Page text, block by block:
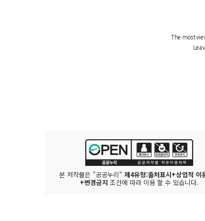
본 저작물은 "공공누리" 제4유형:출처표시+상업적 이
+변경금지 조건에 따라 이용 할 수 있습니다.